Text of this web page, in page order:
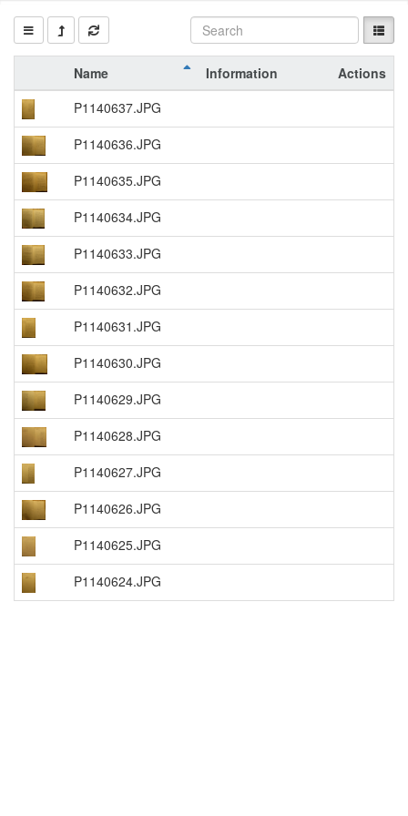
Name Information
Actions
P1140637.JPG
P1140636.JPG
P1140635.JPG
P1140634.JPG
P1140633.JPG
P1140632.JPG
P1140631.JPG
P1140630.JPG
P1140629.JPG
P1140628.JPG
P1140627.JPG
P1140626.JPG
P1140625.JPG
P1140624.JPG